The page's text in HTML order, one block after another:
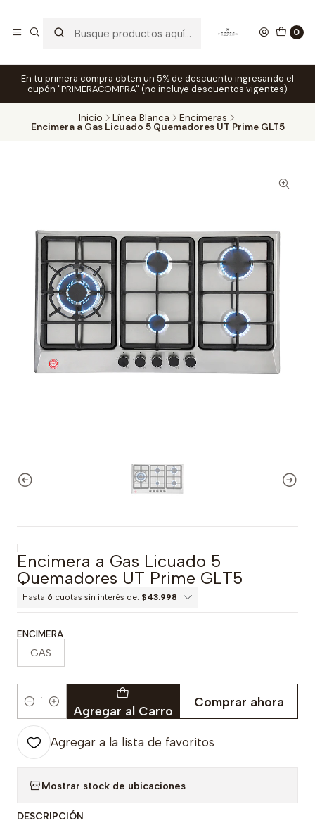
0
En tu primera compra obten un 5% de descuento ingresando el
cupón "PRIMERACOMPRA" (no incluye descuentos vigentes)
Inicio Línea Blanca Encimeras
Encimera a Gas Licuado 5 Quemadores UT Prime GLT5
|
Encimera a Gas Licuado 5
Quemadores UT Prime GLT5
Hasta 6 cuotas sin interés de: $43.998
ENCIMERA
GAS
Cantidad Agregar al Carro
Comprar ahora
Agregar a la lista de favoritos
Mostrar stock de ubicaciones
DESCRIPCIÓN